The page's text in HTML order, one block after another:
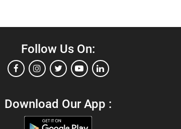
Follow Us On:
Download Our App :